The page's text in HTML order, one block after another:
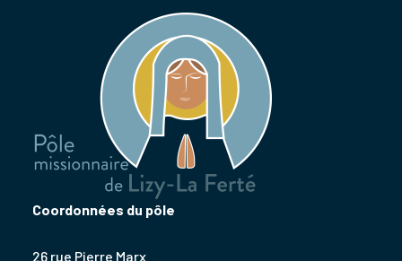
Coordonnées du pôle
26 rue Pierre Marx